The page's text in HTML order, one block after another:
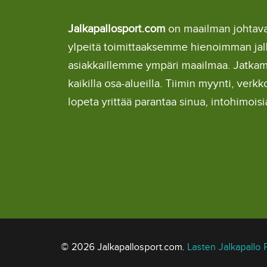
Jalkapallosport.com on maailman
ylpeitä toimittaaksemme hienoimman
asiakkaillemme ympäri maailmaa.
kaikilla osa-alueilla. Tiimin myynti,
lopeta yrittää parantaa sinua,
© 2026 Jalkapallosport.com. Lasten Jalkapallo